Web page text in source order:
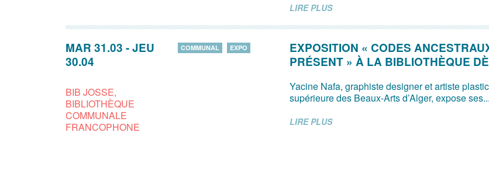
LIRE PLUS
MAR 31.03 -JEU
30.04
BIB JOSSE,
BIBLIOTHÈQUE
COMMUNALE
FRANCOPHONE
COMMUNAL EXPO
EXPOSITION « CODES
PRÉSENT » À LA BIBLIOTHÈQUE
Yacine Nafa, graphiste designer et artiste
supérieure des Beaux-Arts d’Alger, expose ses...
LIRE PLUS